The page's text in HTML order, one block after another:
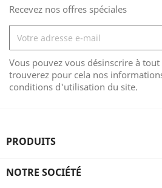
Recevez nos offres spéciales
Vous pouvez vous désinscrire à
trouverez pour cela nos
conditions d'utilisation du site.
PRODUITS
NOTRE SOCIÉTÉ